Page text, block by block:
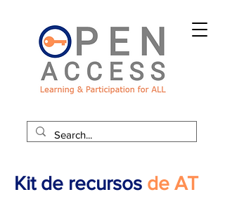
Kit de recursos de AT